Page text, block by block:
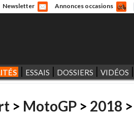
Newsletter Annonces occasions
ESSAIS DOSSIERS VIDÉOS
> MotoGP > 2018 >